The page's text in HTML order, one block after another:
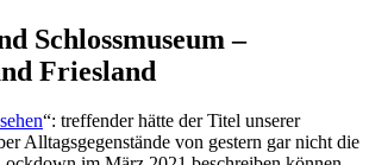
Schlossmuseum –
Friesland
“: treffender hätte der Titel unserer
Alltagsgegenstände von gestern gar nicht die